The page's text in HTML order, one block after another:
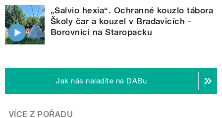
„Salvio hexia“. Ochranné kouzlo tábora
Školy čar a kouzel v Bradavicích -
Borovnici na Staropacku
Jak nás naladíte na DABu
VÍCE Z POŘADU